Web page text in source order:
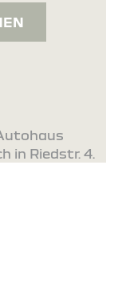
in Riedstr. 4.